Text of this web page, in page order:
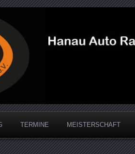
Association
TERMINE MEISTERSCHAFT